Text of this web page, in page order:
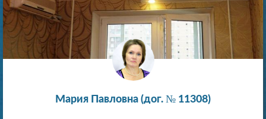
Мария Павловна (дог. № 11308)